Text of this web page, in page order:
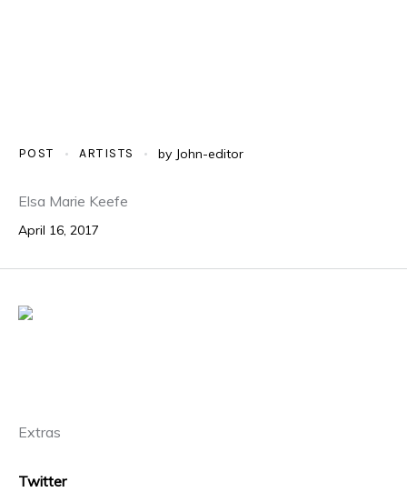
POST ARTISTS by John-editor
Elsa Marie Keefe
April 16, 2017
Extras
Twitter